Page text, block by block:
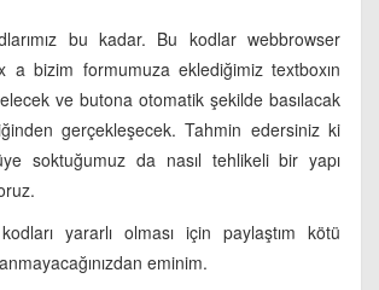
bu kadar. Bu kodlar webbrowser
a bizim formumuza eklediğimiz textboxın
ve butona otomatik şekilde basılacak
gerçekleşecek. Tahmin edersiniz ki
soktuğumuz da nasıl tehlikeli bir yapı
yararlı olması için paylaştım kötü
eminim.